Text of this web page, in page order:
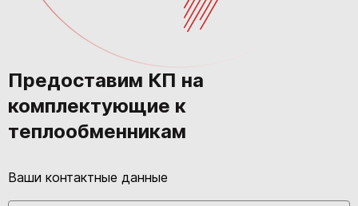
Предоставим КП на
комплектующие к
теплообменникам
Ваши контактные данные